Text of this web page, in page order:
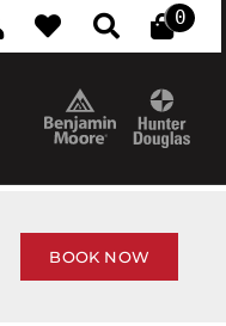
0
BOOK NOW